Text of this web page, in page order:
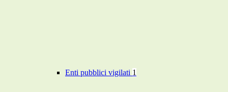
Enti pubblici vigilati 1